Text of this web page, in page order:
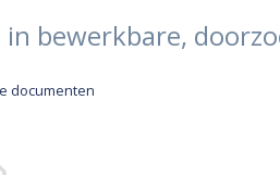
bewerkbare,
documenten